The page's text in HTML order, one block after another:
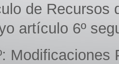
de Recursos
artículo 6º
Modificaciones